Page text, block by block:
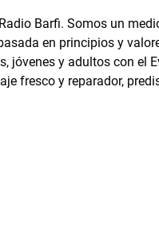
Barfi. Somos un
en principios y
y adultos con el
fresco y reparador,